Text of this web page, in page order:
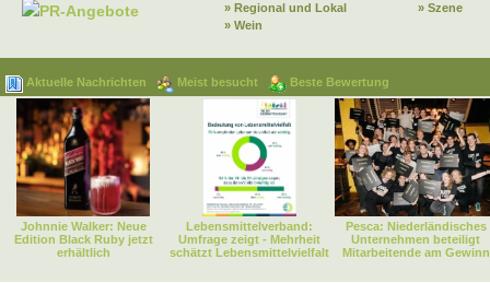
PR-Angebote
» Regional und Lokal
» Szene
» Wein
Aktuelle Nachrichten Meist besucht Beste Bewertung
Johnnie Walker: Neue
Edition Black Ruby jetzt
erhältlich
Lebensmittelverband:
Umfrage zeigt - Mehrheit
schätzt Lebensmittelvielfalt
Pesca: Niederländisches
Unternehmen beteiligt
Mitarbeitende am Gewinn